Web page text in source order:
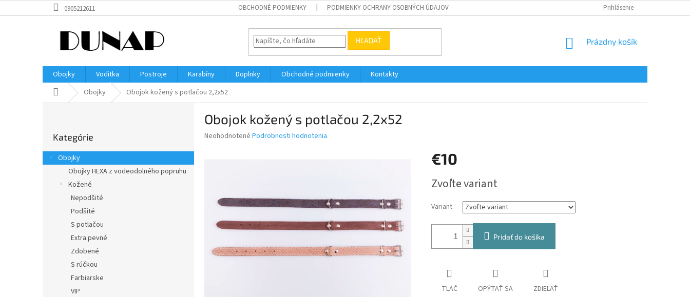
na
0905212611 OBCHODNÉ PODMIENKY PODMIENKY OCHRANY OSOBNÝCH ÚDAJOV Prihlásenie
HĽADAŤ
NÁKUPNÝ
Prázdny košík
Obojky Voditka Postroje Karabíny Doplnky Obchodné podmienky
Kontakty
Domov Obojky Obojok kožený s potlačou 2,2x52
ý
p
kategórie
Kategórie
Obojky
Obojky HEXA z vodeodolného popruhu
Kožené
Nepodšité
Podšité
S potlačou
Extra pevné
Zdobené
S rúčkou
Farbiarske
VIP
Obojok kožený s potlačou 2,2x52
Priemerné
hviezdičiek.
Neohodnotené Podrobnosti hodnotenia
€10
cena:
Zvoľte variant
Variant
Pridať do košíka
TLAČ OPÝTAŤ SA ZDIEĽAŤ